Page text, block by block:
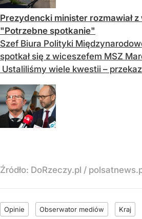
Prezydencki minister rozmawiał
"Potrzebne spotkanie"
Szef Biura Polityki
spotkał się z wiceszefem MSZ
Ustaliliśmy wiele kwestii –
Źródło: DoRzeczy.pl /
Opinie Obserwator mediów Kraj